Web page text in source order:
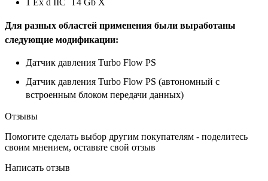
1 Ex d IIC T4 Gb X
Для разных областей применения были выработаны
следующие модификации:
Датчик давления Turbo Flow PS
Датчик давления Turbo Flow PS (автономный с
встроенным блоком передачи данных)
Отзывы
Помогите сделать выбор другим покупателям - поделитесь
своим мнением, оставьте свой отзыв
Написать отзыв